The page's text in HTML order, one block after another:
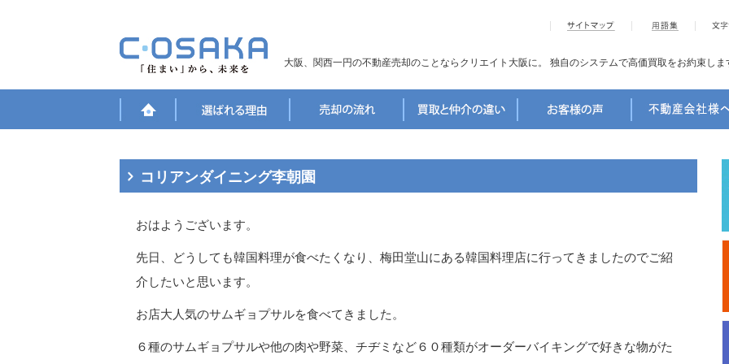
大阪、関西一円の不動産売却のことならクリエイト大阪に。 独自のシステムで高価買取をお約束しま
コリアンダイニング李朝園
おはようございます。
先日、どうしても韓国料理が食べたくなり、梅田堂山にある韓国料理店に行ってきましたのでご紹
介したいと思います。
お店大人気のサムギョプサルを食べてきました。
６種のサムギョプサルや他の肉や野菜、チヂミなど６０種類がオーダーバイキングで好きな物がた